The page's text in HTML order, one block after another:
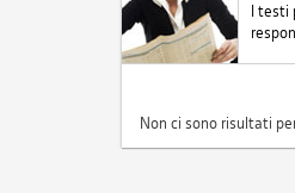
I testi
Non ci sono risultati